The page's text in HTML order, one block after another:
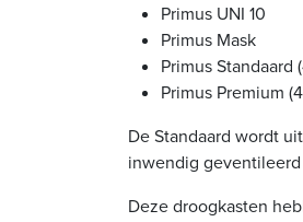
Primus UNI 10
Primus Mask
Primus Standaard
Primus Premium
De Standaard wordt
inwendig
Deze droogkasten